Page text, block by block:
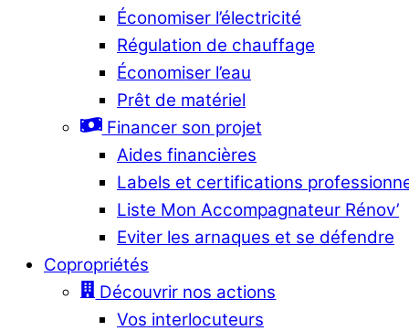
Économiser l’électricité
Régulation de chauffage
Économiser l’eau
Prêt de matériel
Financer son projet
Aides financières
Labels et certifications
Liste Mon Accompagnateur Rénov’
Eviter les arnaques et se défendre
Copropriétés
Découvrir nos actions
Vos interlocuteurs